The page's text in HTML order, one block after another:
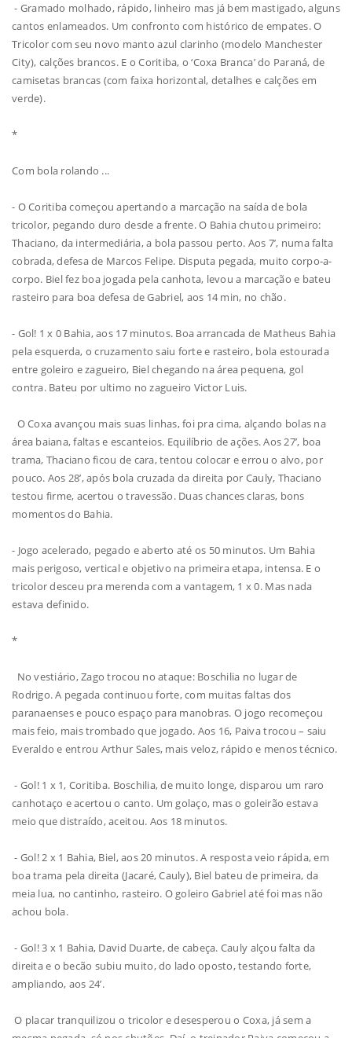
- Gramado molhado, rápido, linheiro mas já bem mastigado, alguns
cantos enlameados. Um confronto com histórico de empates. O
Tricolor com seu novo manto azul clarinho (modelo Manchester
City), calções brancos. E o Coritiba, o ‘Coxa Branca’ do Paraná, de
camisetas brancas (com faixa horizontal, detalhes e calções em
verde).
*
Com bola rolando ...
- O Coritiba começou apertando a marcação na saída de bola
tricolor, pegando duro desde a frente. O Bahia chutou primeiro:
Thaciano, da intermediária, a bola passou perto. Aos 7’, numa falta
cobrada, defesa de Marcos Felipe. Disputa pegada, muito corpo-a-
corpo. Biel fez boa jogada pela canhota, levou a marcação e bateu
rasteiro para boa defesa de Gabriel, aos 14 min, no chão.
- Gol! 1 x 0 Bahia, aos 17 minutos. Boa arrancada de Matheus Bahia
pela esquerda, o cruzamento saiu forte e rasteiro, bola estourada
entre goleiro e zagueiro, Biel chegando na área pequena, gol
contra. Bateu por ultimo no zagueiro Victor Luis.
O Coxa avançou mais suas linhas, foi pra cima, alçando bolas na
área baiana, faltas e escanteios. Equilíbrio de ações. Aos 27’, boa
trama, Thaciano ficou de cara, tentou colocar e errou o alvo, por
pouco. Aos 28’, após bola cruzada da direita por Cauly, Thaciano
testou firme, acertou o travessão. Duas chances claras, bons
momentos do Bahia.
- Jogo acelerado, pegado e aberto até os 50 minutos. Um Bahia
mais perigoso, vertical e objetivo na primeira etapa, intensa. E o
tricolor desceu pra merenda com a vantagem, 1 x 0. Mas nada
estava definido.
*
No vestiário, Zago trocou no ataque: Boschilia no lugar de
Rodrigo. A pegada continuou forte, com muitas faltas dos
paranaenses e pouco espaço para manobras. O jogo recomeçou
mais feio, mais trombado que jogado. Aos 16, Paiva trocou – saiu
Everaldo e entrou Arthur Sales, mais veloz, rápido e menos técnico.
- Gol! 1 x 1, Coritiba. Boschilia, de muito longe, disparou um raro
canhotaço e acertou o canto. Um golaço, mas o goleirão estava
meio que distraído, aceitou. Aos 18 minutos.
- Gol! 2 x 1 Bahia, Biel, aos 20 minutos. A resposta veio rápida, em
boa trama pela direita (Jacaré, Cauly), Biel bateu de primeira, da
meia lua, no cantinho, rasteiro. O goleiro Gabriel até foi mas não
achou bola.
- Gol! 3 x 1 Bahia, David Duarte, de cabeça. Cauly alçou falta da
direita e o becão subiu muito, do lado oposto, testando forte,
ampliando, aos 24’.
O placar tranquilizou o tricolor e desesperou o Coxa, já sem a